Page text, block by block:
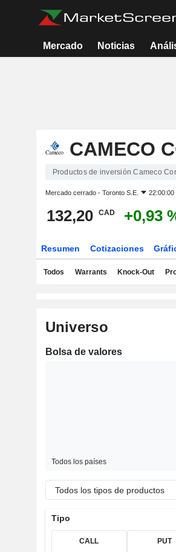
Mercado Noticias
CAMECO
Productos de inversión Cameco
Mercado cerrado - Toronto S.E. 22:00:00
132,20 CAD +0,93
Resumen Cotizaciones
Todos Warrants Knock-Out
Universo
Bolsa de valores
Todos los países
Todos los tipos de productos
Tipo
CALL PUT